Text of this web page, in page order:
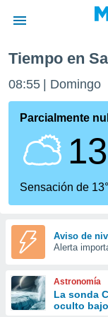
de
ha
que se
calidad.
a este
las
y
forma
digital
basada
Tiempo en
08:55 Domingo
Parcialmente
Sensación de 13°
Aviso de
Alerta
Astronomía
La sonda
oculto